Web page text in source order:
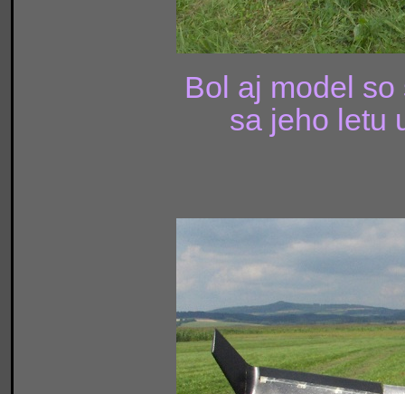
Bol aj model
sa jeho letu